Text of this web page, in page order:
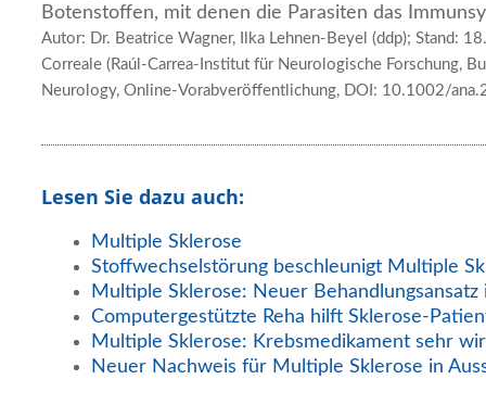
Botenstoffen, mit denen die Parasiten das
Autor: Dr. Beatrice Wagner, Ilka Lehnen-Beyel (ddp); Stand:
Correale (Raúl-Carrea-Institut für Neurologische Forschung,
Neurology, Online-Vorabveröffentlichung, DOI: 10.1002/
Lesen Sie dazu auch:
Multiple Sklerose
Stoffwechselstörung beschleunigt Multiple
Multiple Sklerose: Neuer Behandlungsansatz
Computergestützte Reha hilft Sklerose-
Multiple Sklerose: Krebsmedikament sehr
Neuer Nachweis für Multiple Sklerose in